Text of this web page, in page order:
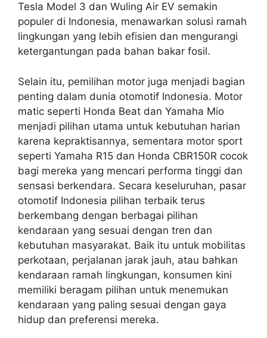
Tesla Model 3 dan Wuling Air EV semakin
populer di Indonesia, menawarkan solusi ramah
lingkungan yang lebih efisien dan mengurangi
ketergantungan pada bahan bakar fosil.
Selain itu, pemilihan motor juga menjadi bagian
penting dalam dunia otomotif Indonesia. Motor
matic seperti Honda Beat dan Yamaha Mio
menjadi pilihan utama untuk kebutuhan harian
karena kepraktisannya, sementara motor sport
seperti Yamaha R15 dan Honda CBR150R cocok
bagi mereka yang mencari performa tinggi dan
sensasi berkendara. Secara keseluruhan, pasar
otomotif Indonesia pilihan terbaik terus
berkembang dengan berbagai pilihan
kendaraan yang sesuai dengan tren dan
kebutuhan masyarakat. Baik itu untuk mobilitas
perkotaan, perjalanan jarak jauh, atau bahkan
kendaraan ramah lingkungan, konsumen kini
memiliki beragam pilihan untuk menemukan
kendaraan yang paling sesuai dengan gaya
hidup dan preferensi mereka.